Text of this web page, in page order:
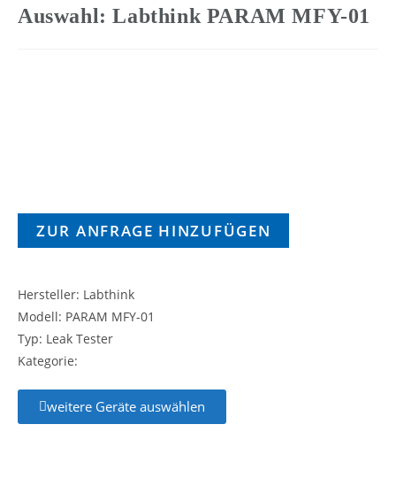
Auswahl: Labthink PARAM MFY-01
ZUR ANFRAGE HINZUFÜGEN
Hersteller: Labthink
Modell: PARAM MFY-01
Typ: Leak Tester
Kategorie:
weitere Geräte auswählen